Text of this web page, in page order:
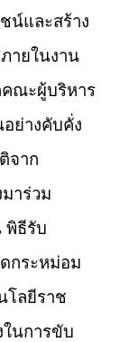
น์และสร้าง
ายในงาน
ณะผู้บริหาร
ย่างคับคั่ง
จาก
าร่วม
พิธีรับ
กระหม่อม
โลยีราช
นการขับ